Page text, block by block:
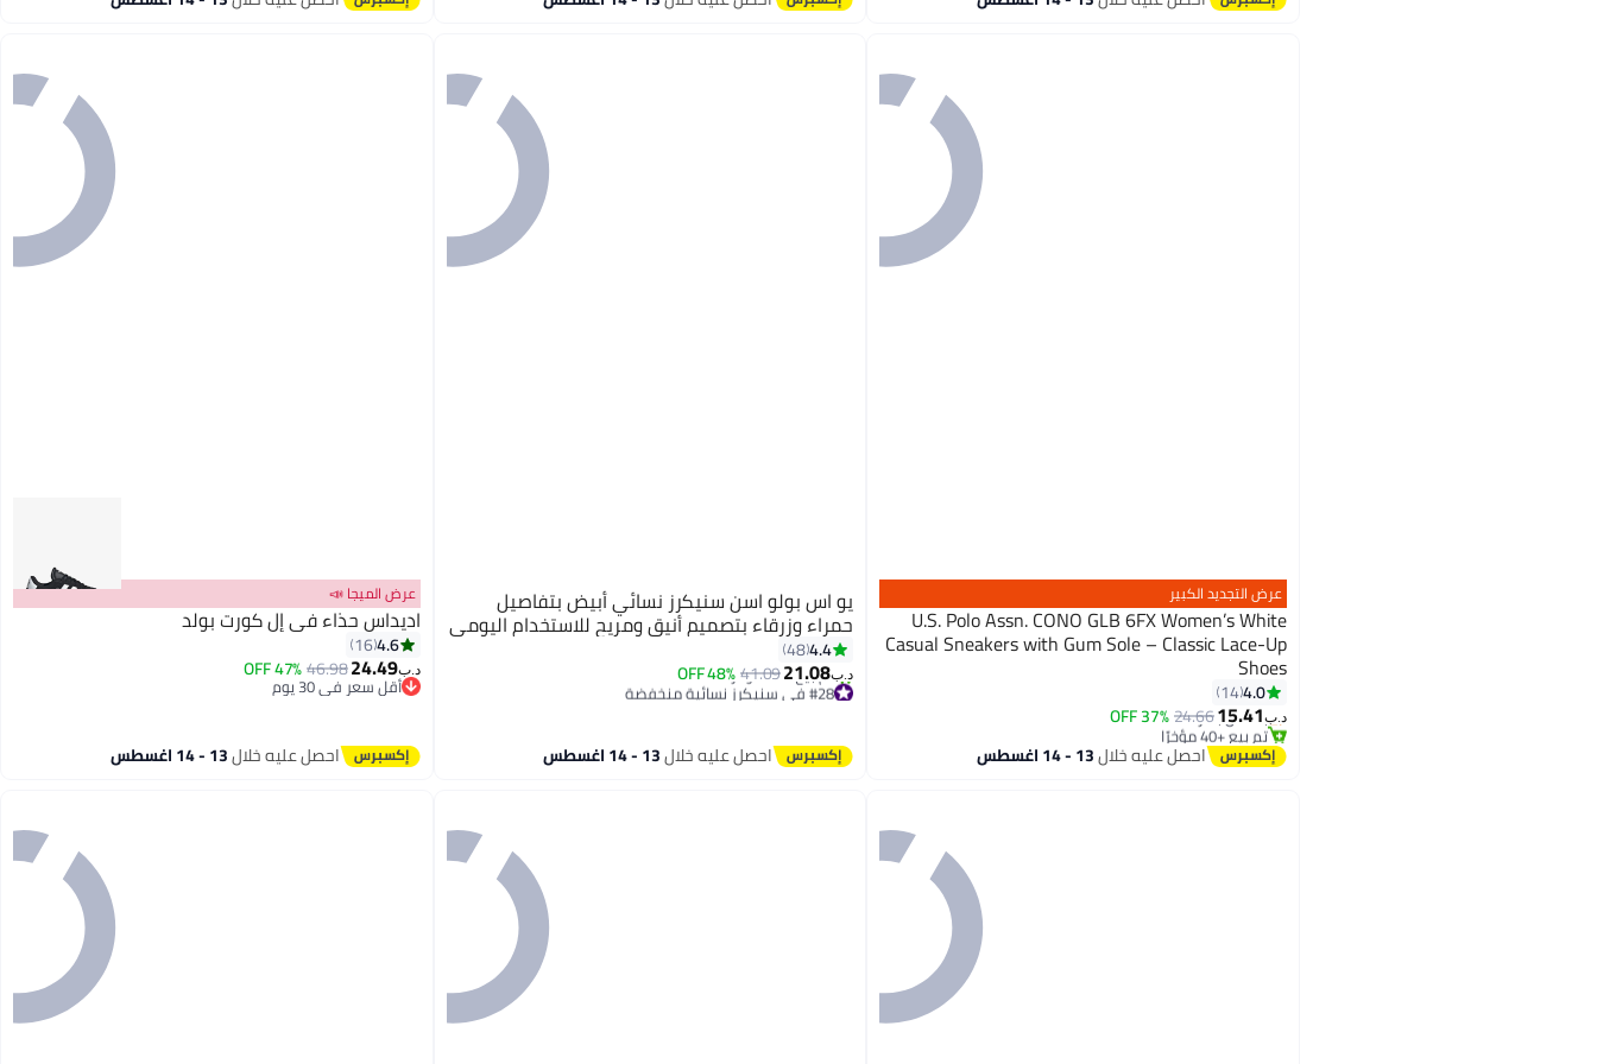
4
عرض التجديد الكبير
U.S. Polo Assn. CONO GLB 6FX Women’s White
Casual Sneakers with Gum Sole – Classic Lace-Up
Shoes
4.0
14
د.ب‏15.41
24.66
37% OFF
#3 في سنيكرز نسائية منخفضة
بتخلّص بسرعة
تم بيع +40 مؤخرًا
#3 في سنيكرز نسائية منخفضة احصل عليه خلال13 - 14 اغسطس
يو اس بولو اسن سنيكرز نسائي أبيض بتفاصيل
حمراء وزرقاء بتصميم أنيق ومريح للاستخدام اليومي
4.4
48
د.ب‏21.08
41.09
48% OFF
#28 في سنيكرز نسائية منخفضة
احصل عليه خلال13 - 14 اغسطس
4
عرض الميجا 📣
اديداس حذاء في إل كورت بولد
4.6
16
د.ب‏24.49
46.98
47% OFF
أقل سعر في 30 يوم
احصل عليه خلال13 - 14 اغسطس